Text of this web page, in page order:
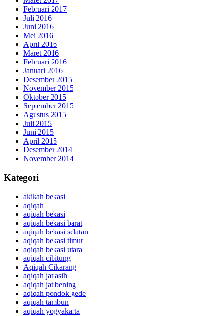
Februari 2017
Juli 2016
Juni 2016
Mei 2016
April 2016
Maret 2016
Februari 2016
Januari 2016
Desember 2015
November 2015
Oktober 2015
September 2015
Agustus 2015
Juli 2015
Juni 2015
April 2015
Desember 2014
November 2014
Kategori
akikah bekasi
aqiqah
aqiqah bekasi
aqiqah bekasi barat
aqiqah bekasi selatan
aqiqah bekasi timur
aqiqah bekasi utara
aqiqah cibitung
Aqiqah Cikarang
aqiqah jatiasih
aqiqah jatibening
aqiqah pondok gede
aqiqah tambun
aqiqah yogyakarta